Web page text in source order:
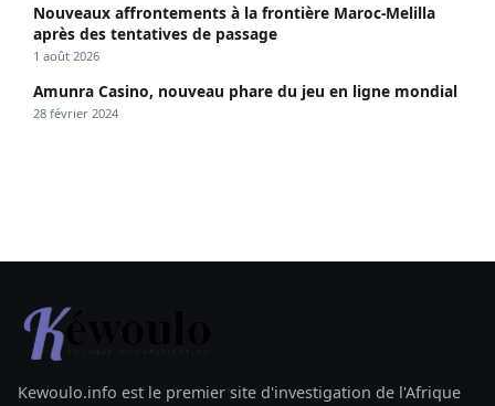
Nouveaux affrontements à la frontière Maroc-Melilla
après des tentatives de passage
1 août 2026
Amunra Casino, nouveau phare du jeu en ligne mondial
28 février 2024
Kewoulo.info est le premier site d'investigation de l'Afrique